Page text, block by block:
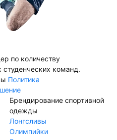
по количеству
команд.
Политика
Брендирование спортивной
одежды
Лонгсливы
Олимпийки